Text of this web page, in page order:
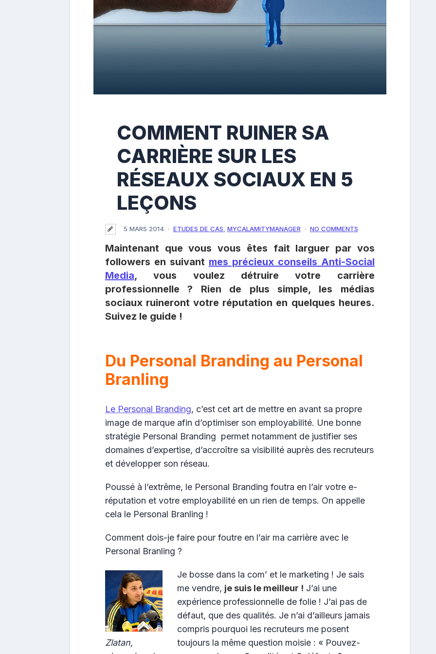
COMMENT RUINER SA
CARRIÈRE SUR LES
RÉSEAUX SOCIAUX EN 5
LEÇONS
5 MARS 2014 ETUDES DE CAS MYCALAMITYMANAGER NO COMMENTS
Maintenant que vous vous êtes fait larguer par vos
followers en suivant mes précieux conseils Anti-Social
Media, vous voulez détruire votre carrière
professionnelle ? Rien de plus simple, les médias
sociaux ruineront votre réputation en quelques heures.
Suivez le guide !
Du Personal Branding au Personal
Branling
Le Personal Branding, c’est cet art de mettre en avant sa propre
image de marque afin d’optimiser son employabilité. Une bonne
stratégie Personal Branding permet notamment de justifier ses
domaines d’expertise, d’accroître sa visibilité auprès des recruteurs
et développer son réseau.
Poussé à l’extrême, le Personal Branding foutra en l’air votre e-
réputation et votre employabilité en un rien de temps. On appelle
cela le Personal Branling !
Comment dois-je faire pour foutre en l’air ma carrière avec le
Personal Branling ?
Zlatan,
Je bosse dans la com’ et le marketing ! Je sais
me vendre, je suis le meilleur ! J’ai une
expérience professionnelle de folie ! J’ai pas de
défaut, que des qualités. Je n’ai d’ailleurs jamais
compris pourquoi les recruteurs me posent
toujours la même question moisie : « Pouvez-